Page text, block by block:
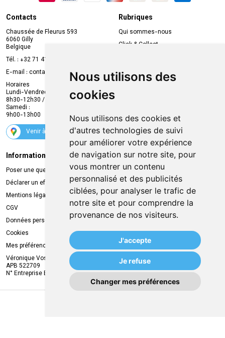
Nous utilisons des
cookies
Nous utilisons des cookies et
d'autres technologies de suivi
pour améliorer votre expérience
de navigation sur notre site, pour
vous montrer un contenu
personnalisé et des publicités
ciblées, pour analyser le trafic de
notre site et pour comprendre la
provenance de nos visiteurs.
J'accepte
Je refuse
Changer mes préférences
Contacts
Chaussée de Fleurus 593
6060 Gilly
Belgique
Tél. : +32 71 41 32 10
E-mail : contact
mvapharma.be
Horaires
Lundi-Vendredi :
8h30-12h30 / 13h30-18h30
Samedi :
9h00-13h00
Venir à la pharmacie
Rubriques
Qui sommes-nous
Click & Collect
Compte professionnel
Envoi d’ordonnance
Suivez-nous
Informations légales
Poser une question
Déclarer un effet indésirable
Mentions légales
CGV
Données personnelles
Cookies
Mes préférences Cookies
Véronique Vos
APB 522709
N° Entreprise BE0749.944.612
Livraison
Retrait à la pharmacie
Livraison chez vous
Livraison dans un Point Relais